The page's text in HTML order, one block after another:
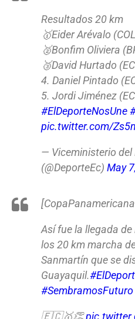
Resultados 20 km
🥇Eider Arévalo
🥈Bonfim Oliviera
🥉David Hurtado
4. Daniel Pintado
5. Jordi Jiménez
#ElDeporteNosUne
pic.twitter.com/
— Viceministerio
(@DeporteEc) May
Así fue la llegada
los 20 km marcha
Sanmartín que se
Guayaquil.
#SembramosFuturo
🇪🇨🥇👏